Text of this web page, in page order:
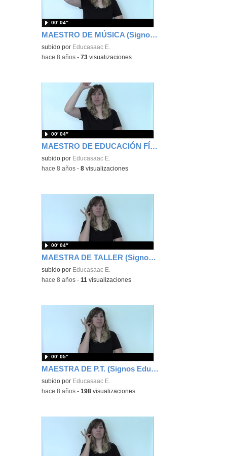
MAESTRO DE MÚSICA (Signos EducaSAAC)
subido por Educasaac E.
00′ 04″
-hace 8 años -73 visualizaciones
MAESTRO DE EDUCACIÓN FÍSICA (Signos EducaSAAC)
subido por Educasaac E.
00′ 04″
-hace 8 años -8 visualizaciones
MAESTRA DE TALLER (Signos EducaSAAC)
subido por Educasaac E.
00′ 04″
-hace 8 años -11 visualizaciones
MAESTRA DE P.T. (Signos EducaSAAC)
subido por Educasaac E.
00′ 05″
-hace 8 años -198 visualizaciones